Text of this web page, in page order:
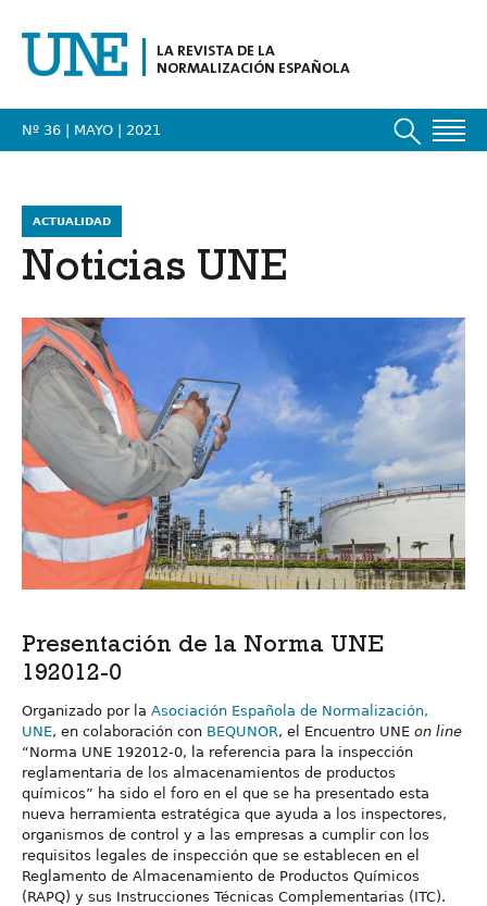
LA REVISTA DE LA
NORMALIZACIÓN ESPAÑOLA
Nº 36 | MAYO | 2021
ACTUALIDAD
Noticias UNE
Presentación de la Norma UNE
192012-0
Organizado por la Asociación Española de Normalización,
UNE, en colaboración con BEQUNOR, el Encuentro UNE on line
“Norma UNE 192012-0, la referencia para la inspección
reglamentaria de los almacenamientos de productos
químicos” ha sido el foro en el que se ha presentado esta
nueva herramienta estratégica que ayuda a los inspectores,
organismos de control y a las empresas a cumplir con los
requisitos legales de inspección que se establecen en el
Reglamento de Almacenamiento de Productos Químicos
(RAPQ) y sus Instrucciones Técnicas Complementarias (ITC).